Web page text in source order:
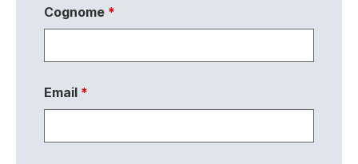
Cognome *
Email *